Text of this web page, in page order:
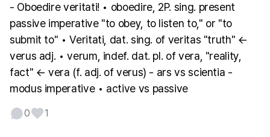
- Oboedire veritati! • oboedire, 2P. sing. present
passive imperative "to obey, to listen to," or "to
submit to" • Veritati, dat. sing. of veritas "truth" ←
verus adj. • verum, indef. dat. pl. of vera, "reality,
fact" ← vera (f. adj. of verus) - ars vs scientia -
modus imperative • active vs passive
0 1